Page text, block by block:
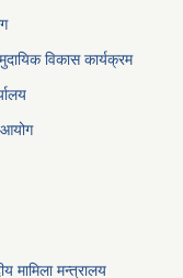
विकास कार्यक्रम
आयोग
मामिला मन्त्रालय